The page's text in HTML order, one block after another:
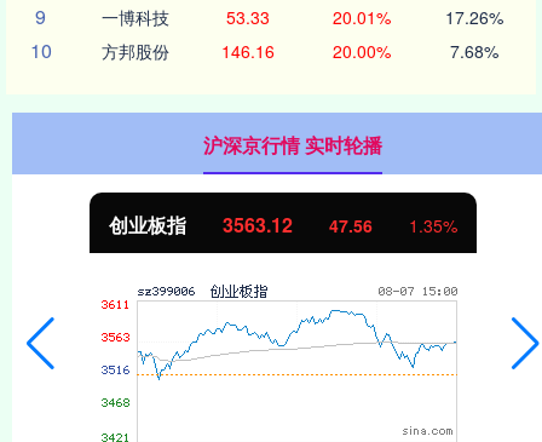
9 一博科技 53.33 20.01% 17.26%
10 方邦股份 146.16 20.00% 7.68%
沪深京行情 实时轮播
创业板指 3563.12 47.56 1.35%